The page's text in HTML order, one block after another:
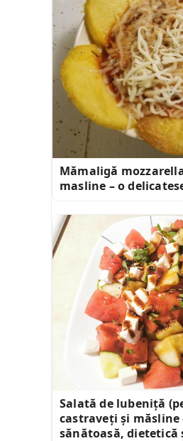
Mămaligă
masline – o
Salată de lubeniță
castraveți și
sănătoasă, dietetică